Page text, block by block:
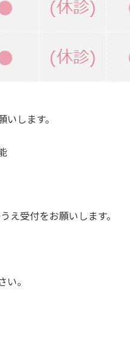
します。
え受付をお願いします。
。